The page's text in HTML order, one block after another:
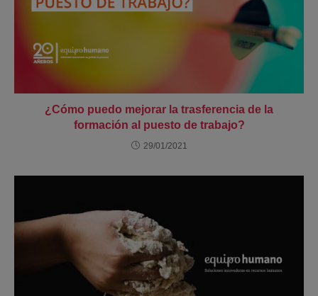
¿Cómo puedo mejorar la trasferencia de la
formación al puesto de trabajo?
29/01/2021